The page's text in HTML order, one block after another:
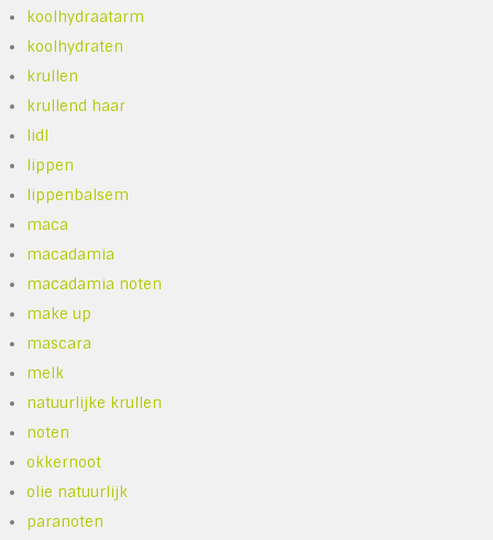
koolhydraatarm
koolhydraten
krullen
krullend haar
lidl
lippen
lippenbalsem
maca
macadamia
macadamia noten
make up
mascara
melk
natuurlijke krullen
noten
okkernoot
olie natuurlijk
paranoten